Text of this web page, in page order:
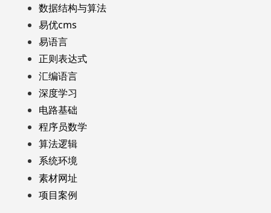
数据结构与算法
易优cms
易语言
正则表达式
汇编语言
深度学习
电路基础
程序员数学
算法逻辑
系统环境
素材网址
项目案例